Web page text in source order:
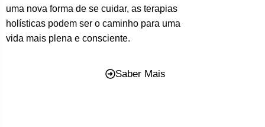
uma nova forma de se cuidar, as terapias
holísticas podem ser o caminho para uma
vida mais plena e consciente.
Saber Mais